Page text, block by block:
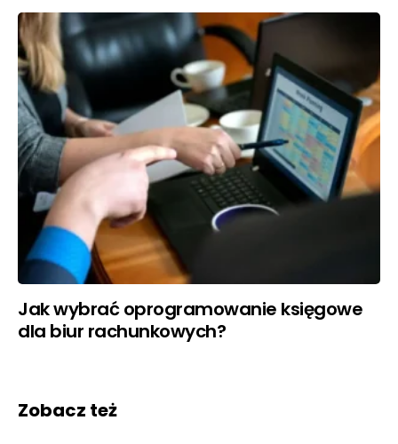
Jak wybrać oprogramowanie księgowe
dla biur rachunkowych?
Zobacz też